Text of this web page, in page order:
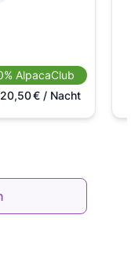
AlpacaClub
20,50€/ Nacht